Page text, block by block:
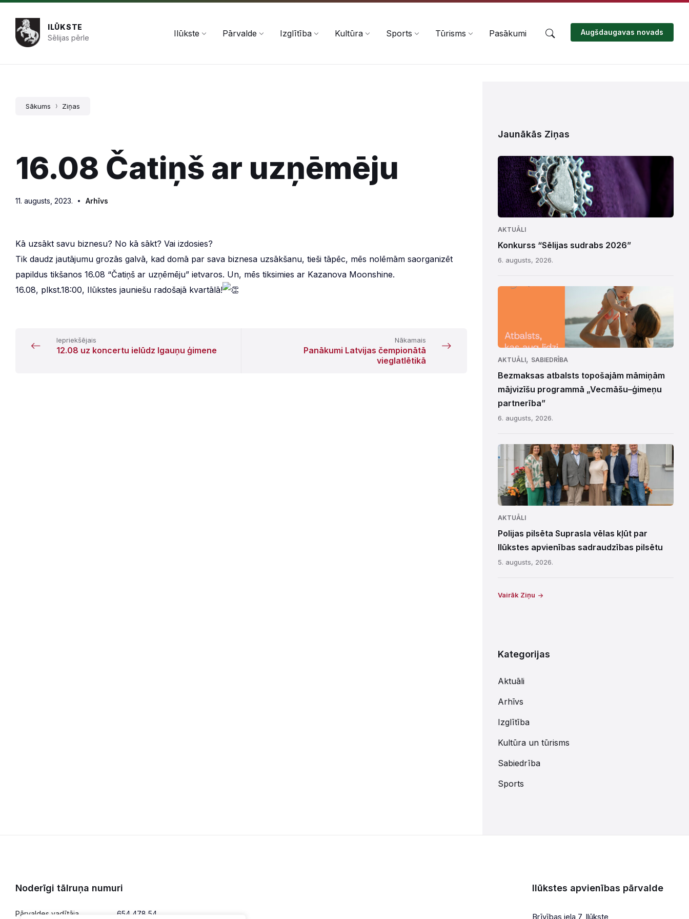
Pāriet
saturu
Skip
navigation
Skip
footer
ILŪKSTE
Sēlijas pērle
Ilūkste Pārvalde Izglītība Kultūra Sports Tūrisms Pasākumi Augšdaugavas novads
Sākums Ziņas
16.08 Čatiņš ar uzņēmēju
11. augusts, 2023. Arhīvs
Kā uzsākt savu biznesu? No kā sākt? Vai izdosies?
Tik daudz jautājumu grozās galvā, kad domā par sava biznesa uzsākšanu, tieši tāpēc, mēs nolēmām saorganizēt
papildus tikšanos 16.08 “Čatiņš ar uzņēmēju” ietvaros. Un, mēs tiksimies ar Kazanova Moonshine.
16.08, plkst.18:00, Ilūkstes jauniešu radošajā kvartālā!
Iepriekšējais
12.08 uz koncertu ielūdz Igauņu ģimene
Nākamais
Panākumi Latvijas čempionātā
vieglatlētikā
Jaunākās Ziņas
AKTUĀLI
Konkurss “Sēlijas sudrabs 2026”
6. augusts, 2026.
AKTUĀLI, SABIEDRĪBA
Bezmaksas atbalsts topošajām māmiņām
mājvizīšu programmā „Vecmāšu–ģimeņu
partnerība”
6. augusts, 2026.
AKTUĀLI
Polijas pilsēta Suprasla vēlas kļūt par
Ilūkstes apvienības sadraudzības pilsētu
5. augusts, 2026.
Vairāk Ziņu
Kategorijas
Aktuāli
Arhīvs
Izglītība
Kultūra un tūrisms
Sabiedrība
Sports
Noderīgi tālruņa numuri
Pārvaldes vadītāja 654 478 54
Ilūkstes apvienības pārvalde
Brīvības iela 7, Ilūkste,